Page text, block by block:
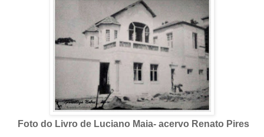
Foto do Livro de Luciano Maia- acervo Renato Pires